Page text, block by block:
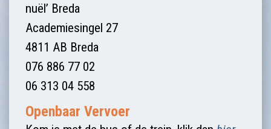
nuël’ Breda
Academiesingel 27
4811 AB Breda
076 886 77 02
06 313 04 558
Openbaar Vervoer